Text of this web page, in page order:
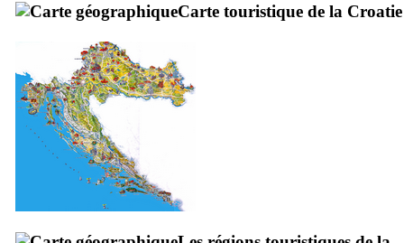
Carte touristique de la Croatie